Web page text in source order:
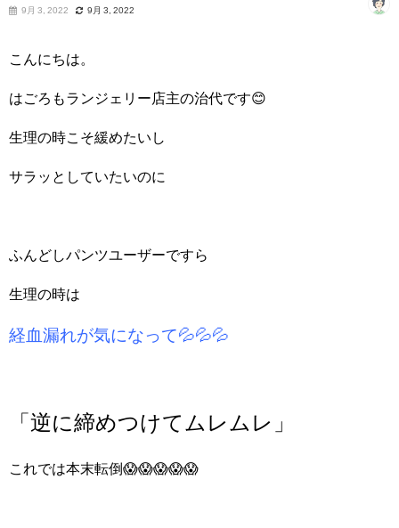
9月 3, 2022 9月 3, 2022
こんにちは。
はごろもランジェリー店主の治代です😊
生理の時こそ緩めたいし
サラッとしていたいのに
ふんどしパンツユーザーですら
生理の時は
経血漏れが気になって💦💦💦
「逆に締めつけてムレムレ」
これでは本末転倒😱😱😱😱😱